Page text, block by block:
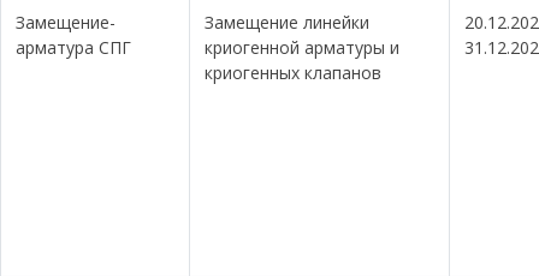
Замещение-
арматура СПГ
Замещение линейки
криогенной арматуры и
криогенных клапанов